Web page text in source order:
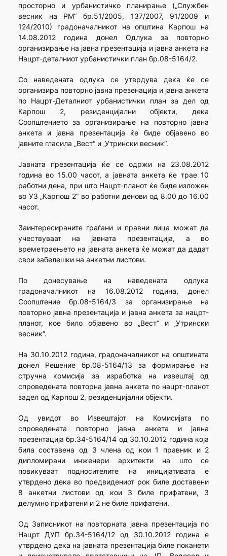
просторно и урбанистичко планирање („Службен
весник на РМ“ бр.51/2005, 137/2007, 91/2009 и
124/2010) градоначалникот на општина Карпош на
14.08.2012 година донел Одлука за повторно
организирање на јавна презентација и јавна анкета на
Нацрт-деталниот урбанистички план бр.08-5164/2.
Со наведената одлука се утврдува дека ќе се
организира повторно јавна презенација и јавна анкета
по Нацрт-Деталниот урбанистички план за дел од
Карпош 2, резиденцијални објекти, дека
Соопштението за организирање на повторно јавна
анкета и јавна презентација ќе биде објавено во
јавните гласила „Вест“ и „Утрински весник“.
Јавната презентација ќе се одржи на 23.08.2012
година во 15.00 часот, а јавната анкета ќе трае 10
работни дена, при што Нацрт-планот ќе биде изложен
во УЗ „Карпош 2“ во работни денови од 8.00 до 16.00
часот.
Заинтересираните граѓани и правни лица можат да
учествуваат на јавната презентација, а во
времетраењето на јавната анкета ќе можат да дадат
свои забелешки на анкетни листови.
По донесување на наведената одлука
градоначалникот на 16.08.2012 година, донел
Соопштение бр.08-5164/3 за организирање на
повторно јавна презентација и јавна анкета за нацрт-
планот, кое било објавено во „Вест“ и „Утрински
весник“.
На 30.10.2012 година, градоначалникот на општината
донел Решение бр.08-5164/13 за формирање на
стручна комисија за изработка на извештај од
спроведената повторна јавна анкета по нацрт-планот
задел од Карпош 2, резиденцијални објекти.
Од увидот во Извештајот на Комисијата по
спроведената повторно јавна анкета и јавна
презентација бр.34-5164/14 од 30.10.2012 година која
била составена од 3 члена од кои 1 правник и 2
дипломирани инженери архитекти на што се
повикуваат подносителите на иницијативата е
утврдено дека во предвидениот рок биле доставени
8 анкетни листови од кои 3 биле прифатени, 3
делумно прифатени и 2 не биле прифатени.
Од Записникот на повторната јавна презентација по
Нацрт ДУП бр.34-5164/12 од 30.10.2012 година е
утврдено дека на јавната презентација биле поканети